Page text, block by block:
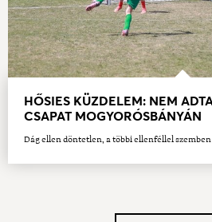
HŐSIES KÜZDELEM: NEM
CSAPAT MOGYORÓSBÁNYÁN
Dág ellen döntetlen, a többi ellenféllel